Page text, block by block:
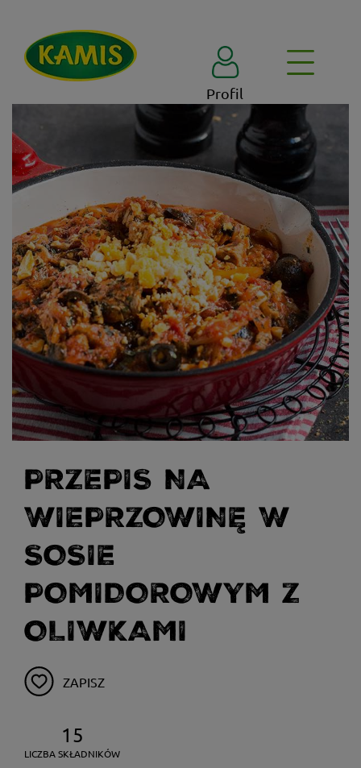
Profil
PRZEPIS NA
WIEPRZOWINĘ W
SOSIE
POMIDOROWYM Z
OLIWKAMI
ZAPISZ
15
LICZBA SKŁADNIKÓW